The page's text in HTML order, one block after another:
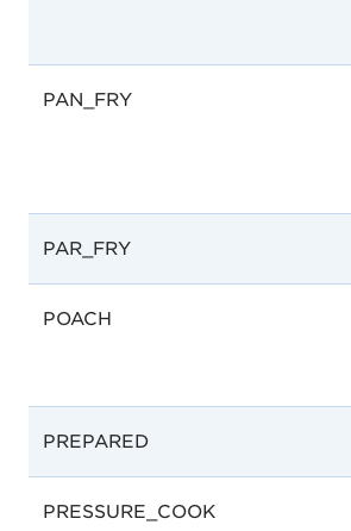
PAN_FRY
PAR_FRY
POACH
PREPARED
PRESSURE_COOK